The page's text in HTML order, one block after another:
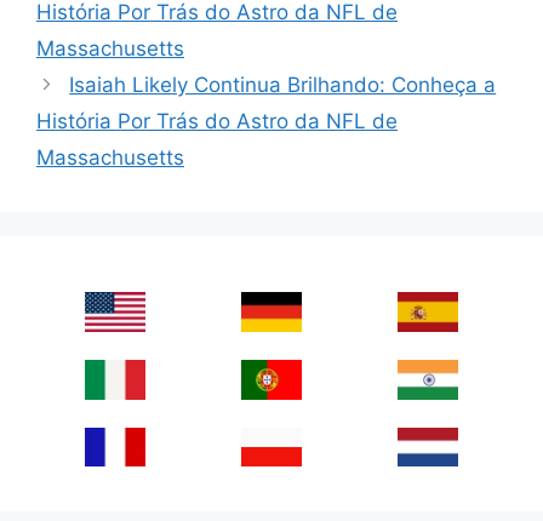
História Por Trás do Astro da NFL de
Massachusetts
Isaiah Likely Continua Brilhando: Conheça a
História Por Trás do Astro da NFL de
Massachusetts